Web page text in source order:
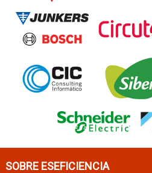
SOBRE ESEFICIENCIA